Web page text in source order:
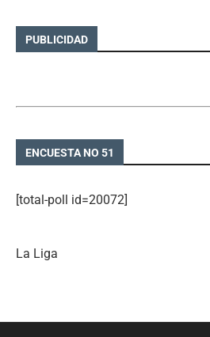
PUBLICIDAD
ENCUESTA NO 51
[total-poll id=20072]
La Liga